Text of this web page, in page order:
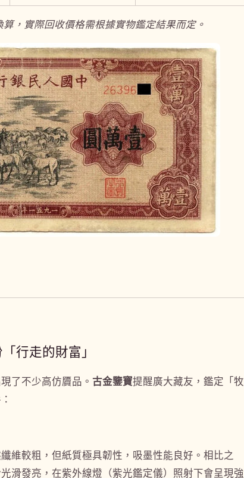
，實際回收價格需根據實物鑑定結果而定。
行走的財富」
了不少高仿贗品。 古金鑒寶提醒廣大藏友，鑑定「牧
維較粗，但紙質極具韌性，吸墨性能良好。相比之
滑發亮，在紫外線燈（紫光鑑定儀）照射下會呈現強